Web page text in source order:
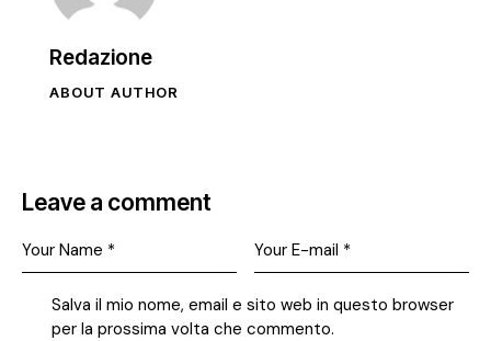
Redazione
ABOUT AUTHOR
Leave a comment
Salva il mio nome, email e sito web in questo browser
per la prossima volta che commento.